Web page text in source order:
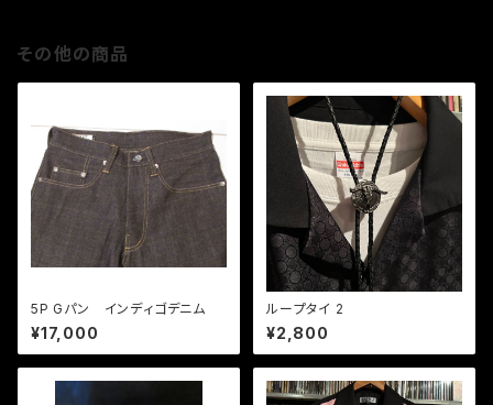
その他の商品
5P Gパン インディゴデニム
¥17,000
ループタイ 2
¥2,800